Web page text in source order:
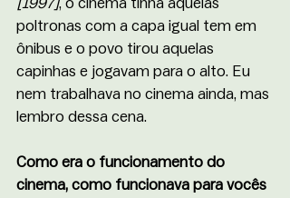
poltronas com a capa igual tem em
ônibus e o povo tirou aquelas
capinhas e jogavam para o alto. Eu
nem trabalhava no cinema ainda, mas
lembro dessa cena.
Como era o funcionamento do
cinema, como funcionava para vocês